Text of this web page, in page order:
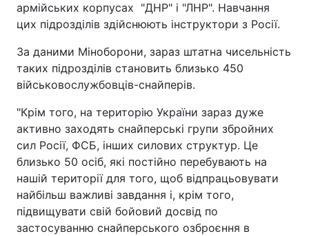
армійських корпусах "ДНР" і "ЛНР". Навчання
цих підрозділів здійснюють інструктори з Росії.
За даними Міноборони, зараз штатна чисельність
таких підрозділів становить близько 450
військовослужбовців-снайперів.
"Крім того, на територію України зараз дуже
активно заходять снайперські групи збройних
сил Росії, ФСБ, інших силових структур. Це
близько 50 осіб, які постійно перебувають на
нашій території для того, щоб відпрацьовувати
найбільш важливі завдання і, крім того,
підвищувати свій бойовий досвід по
застосуванню снайперського озброєння в